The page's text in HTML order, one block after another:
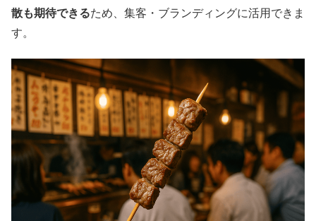
散も期待できるため、集客・ブランディングに活用できま
す。